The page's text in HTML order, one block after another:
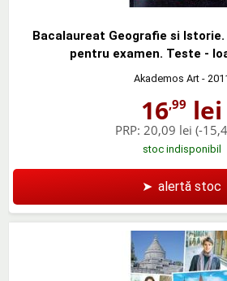
Bacalaureat Geografie si
pentru examen. Teste -
Akademos Art-
16,99 lei
PRP: 20,09 lei (-
stoc indisponibil
➤ alertă stoc